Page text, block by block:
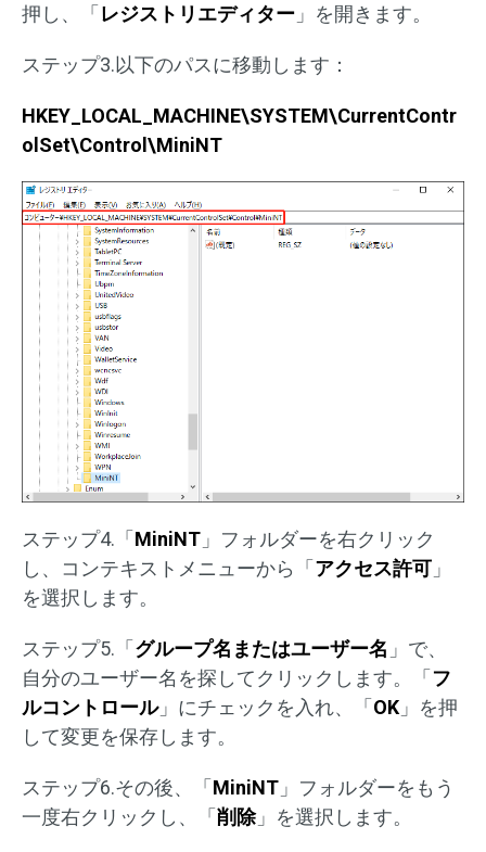
押し、「レジストリエディター 」を開きます。
ステップ3.以下のパスに移動します：
HKEY_LOCAL_MACHINE\SYSTEM\CurrentContr
olSet\Control\MiniNT
ステップ4.「 MiniNT 」フォルダーを右クリック
し、コンテキストメニューから「 アクセス許可 」
を選択します。
ステップ5.「 グループ名またはユーザー名 」で、
自分のユーザー名を探してクリックします。「 フ
ルコントロール」にチェックを入れ、「 OK 」を押
して変更を保存します。
ステップ6.その後、「 MiniNT 」フォルダーをもう
一度右クリックし、「 削除」を選択します。